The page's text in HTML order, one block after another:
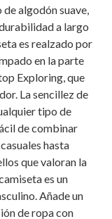
algodón suave,
a largo
es realzado por
en la parte
Exploring, que
La sencillez de
tipo de
de combinar
hasta
que valoran la
es un
Añade un
de ropa con